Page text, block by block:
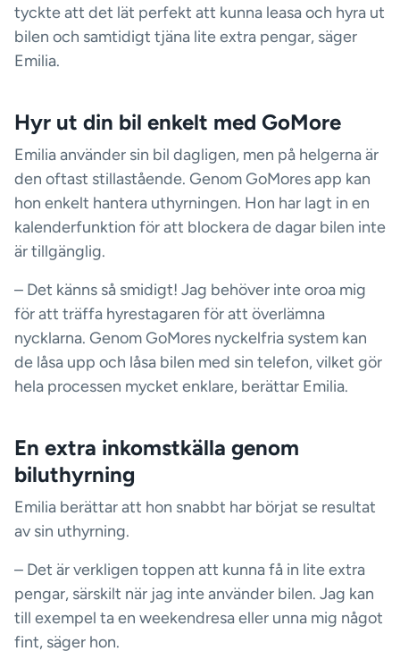
tyckte att det lät perfekt att kunna leasa och hyra ut
bilen och samtidigt tjäna lite extra pengar, säger
Emilia.
Hyr ut din bil enkelt med GoMore
Emilia använder sin bil dagligen, men på helgerna är
den oftast stillastående. Genom GoMores app kan
hon enkelt hantera uthyrningen. Hon har lagt in en
kalenderfunktion för att blockera de dagar bilen inte
är tillgänglig.
– Det känns så smidigt! Jag behöver inte oroa mig
för att träffa hyrestagaren för att överlämna
nycklarna. Genom GoMores nyckelfria system kan
de låsa upp och låsa bilen med sin telefon, vilket gör
hela processen mycket enklare, berättar Emilia.
En extra inkomstkälla genom
biluthyrning
Emilia berättar att hon snabbt har börjat se resultat
av sin uthyrning.
– Det är verkligen toppen att kunna få in lite extra
pengar, särskilt när jag inte använder bilen. Jag kan
till exempel ta en weekendresa eller unna mig något
fint, säger hon.